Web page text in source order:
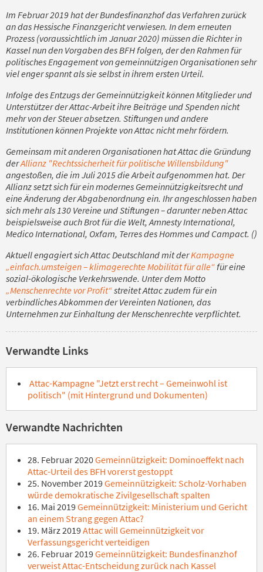
Im Februar 2019 hat der Bundesfinanzhof das Verfahren zurück
an das Hessische Finanzgericht verwiesen. In dem erneuten
Prozess (voraussichtlich im Januar 2020) müssen die Richter in
Kassel nun den Vorgaben des BFH folgen, der den Rahmen für
politisches Engagement von gemeinnützigen Organisationen sehr
viel enger spannt als sie selbst in ihrem ersten Urteil.
Infolge des Entzugs der Gemeinnützigkeit können Mitglieder und
Unterstützer der Attac-Arbeit ihre Beiträge und Spenden nicht
mehr von der Steuer absetzen. Stiftungen und andere
Institutionen können Projekte von Attac nicht mehr fördern.
Gemeinsam mit anderen Organisationen hat Attac die Gründung
derAllianz "Rechtssicherheit für politische Willensbildung"
angestoßen, die im Juli 2015 die Arbeit aufgenommen hat. Der
Allianz setzt sich für ein modernes Gemeinnützigkeitsrecht und
eine Änderung der Abgabenordnung ein. Ihr angeschlossen haben
sich mehr als 130 Vereine und Stiftungen – darunter neben Attac
beispielsweise auch Brot für die Welt, Amnesty International,
Medico International, Oxfam, Terres des Hommes und Campact. ()
Aktuell engagiert sich Attac Deutschland mit derKampagne
„einfach.umsteigen – klimagerechte Mobilität für alle“ für eine
sozial-ökologische Verkehrswende. Unter dem Motto
„Menschenrechte vor Profit“streitet Attac zudem für ein
verbindliches Abkommen der Vereinten Nationen, das
Unternehmen zur Einhaltung der Menschenrechte verpflichtet.
Verwandte Links
Attac-Kampagne "Jetzt erst recht – Gemeinwohl ist
politisch" (mit Hintergrund und Dokumenten)
Verwandte Nachrichten
28. Februar 2020Gemeinnützigkeit: Dominoeffekt nach
Attac-Urteil des BFH vorerst gestoppt
25. November 2019Gemeinnützigkeit: Scholz-Vorhaben
würde demokratische Zivilgesellschaft spalten
16. Mai 2019Gemeinnützigkeit: Ministerium und Gericht
an einem Strang gegen Attac?
19. März 2019Attac will Gemeinnützigkeit vor
Verfassungsgericht verteidigen
26. Februar 2019Gemeinnützigkeit: Bundesfinanzhof
verweist Attac-Entscheidung zurück nach Kassel